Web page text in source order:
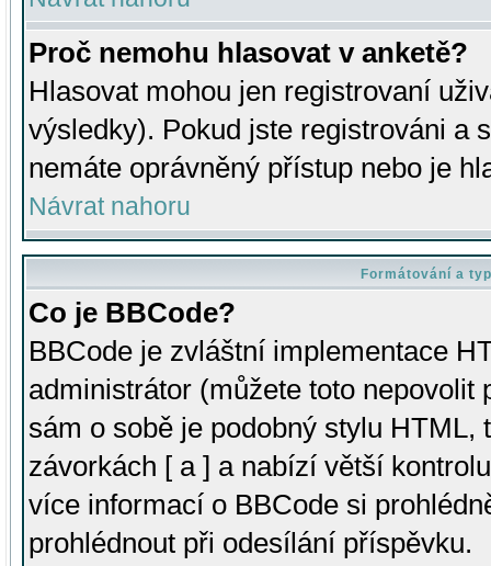
Proč nemohu hlasovat v anketě?
Hlasovat mohou jen registrovaní
výsledky). Pokud jste registrováni a
nemáte oprávněný přístup nebo je
Návrat nahoru
Formátování a
Co je BBCode?
BBCode je zvláštní implementace
administrátor (můžete toto
sám o sobě je podobný stylu HTML,
závorkách [ a ] a nabízí větší
více informací o BBCode si
prohlédnout při odesílání příspěvku.